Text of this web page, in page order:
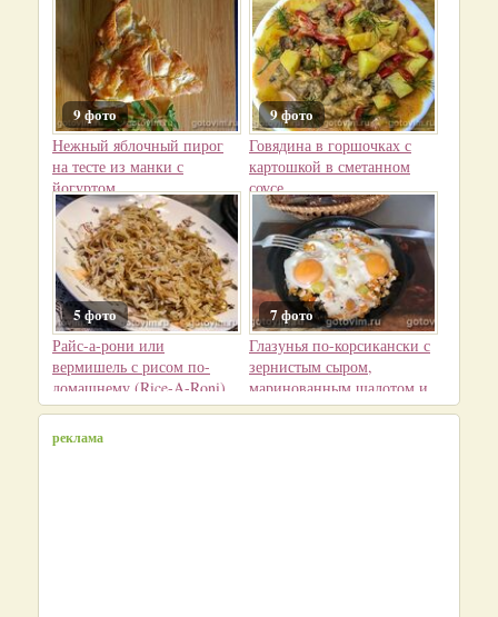
9 фото
Нежный яблочный пирог
на тесте из манки с
йогуртом
9 фото
Говядина в горшочках с
картошкой в сметанном
соусе
5 фото
Райс-а-рони или
вермишель с рисом по-
домашнему (Rice-A-Roni)
7 фото
Глазунья по-корсикански с
зернистым сыром,
маринованным шалотом и
помидорами
реклама